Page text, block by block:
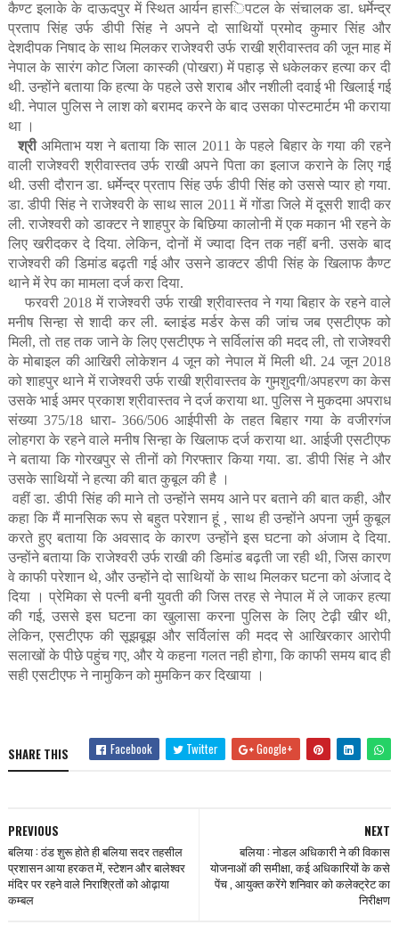
कैण्‍ट इलाके के दाऊदपुर में स्थित आर्यन हास्‍िपटल के संचालक डा. धर्मेन्‍द्र
प्रताप सिंह उर्फ डीपी सिंह ने अपने दो साथियों प्रमोद कुमार सिंह और
देशदीपक निषाद के साथ मिलकर राजेश्‍वरी उर्फ राखी श्रीवास्‍तव की जून माह में
नेपाल के सारंग कोट जिला कास्‍की (पोखरा) में पहाड़ से धकेलकर हत्‍या कर दी
थी. उन्‍होंने बताया कि हत्‍या के पहले उसे शराब और नशीली दवाई भी खिलाई गई
थी. नेपाल पुलिस ने लाश को बरामद करने के बाद उसका पोस्‍टमार्टम भी कराया
था ।
श्री अमिताभ यश ने बताया कि साल 2011 के पहले बिहार के गया की रहने
वाली राजेश्‍वरी श्रीवास्‍तव उर्फ राखी अपने पिता का इलाज कराने के लिए गई
थी. उसी दौरान डा. धर्मेन्‍द्र प्रताप सिंह उर्फ डीपी सिंह को उससे प्‍यार हो गया.
डा. डीपी सिंह ने राजेश्‍वरी के साथ साल 2011 में गोंडा जिले में दूसरी शादी कर
ली. राजेश्‍वरी को डाक्‍टर ने शाहपुर के बिछिया कालोनी में एक मकान भी रहने के
लिए खरीदकर दे दिया. लेकिन, दोनों में ज्‍यादा दिन तक नहीं बनी. उसके बाद
राजेश्‍वरी की डिमांड बढ़ती गई और उसने डाक्‍टर डीपी सिंह के खिलाफ कैण्‍ट
थाने में रेप का मामला दर्ज करा दिया.
फरवरी 2018 में राजेश्‍वरी उर्फ राखी श्रीवास्‍तव ने गया बिहार के रहने वाले
मनीष सिन्‍हा से शादी कर ली. ब्‍लाइंड मर्डर केस की जांच जब एसटीएफ को
मिली, तो तह तक जाने के लिए एसटीएफ ने सर्विलांस की मदद ली, तो राजेश्‍वरी
के मोबाइल की आखिरी लोकेशन 4 जून को नेपाल में मिली थी. 24 जून 2018
को शाहपुर थाने में राजेश्‍वरी उर्फ राखी श्रीवास्‍तव के गुमशुदगी/अपहरण का केस
उसके भाई अमर प्रकाश श्रीवास्‍तव ने दर्ज कराया था. पुलिस ने मुकदमा अपराध
संख्‍या 375/18 धारा- 366/506 आईपीसी के तहत बिहार गया के वजीरगंज
लोहगरा के रहने वाले मनीष सिन्‍हा के खिलाफ दर्ज कराया था. आईजी एसटीएफ
ने बताया कि गोरखपुर से तीनों को गिरफ्तार किया गया. डा. डीपी सिंह ने और
उसके साथियों ने हत्‍या की बात कुबूल की है ।
वहीं डा. डीपी सिंह की माने तो उन्होंने समय आने पर बताने की बात कही, और
कहा कि मैं मानसिक रूप से बहुत परेशान हूं , साथ ही उन्होंनेअपना जुर्म कुबूल
करते हुए बताया कि अवसाद के कारण उन्‍होंने इस घटना को अंजाम दे दिया.
उन्‍होंने बताया कि राजेश्‍वरी उर्फ राखी की डिमांड बढ़ती जा रही थी, जिस कारण
वे काफी परेशान थे, और उन्‍होंने दो साथियों के साथ मिलकर घटना को अंजाद दे
दिया । प्रेमिका से पत्‍नी बनी युवती की जिस तरह से नेपाल में ले जाकर हत्‍या
की गई, उससे इस घटना का खुलासा करना पुलिस के लिए टेढ़ी खीर थी,
लेकिन, एसटीएफ की सूझबूझ और सर्विलांस की मदद से आखिरकार आरोपी
सलाखों के पीछे पहुंच गए, और ये कहना गलत नही होगा, कि काफी समय बाद ही
सही एसटीएफ ने नामुकिन को मुमकिन कर दिखाया ।
SHARE THIS Facebook Twitter Google+
NEXT
बलिया : नोडल अधिकारी ने की विकास
योजनाओं की समीक्षा, कई अधिकारियों के कसे
पेंच , आयुक्त करेंगे शनिवार को कलेक्ट्रेट का
निरीक्षण
PREVIOUS
बलिया : ठंड शुरू होते ही बलिया सदर तहसील
प्रशासन आया हरकत में, स्टेशन और बालेश्वर
मंदिर पर रहने वाले निराश्रितों को ओढ़ाया
कम्बल